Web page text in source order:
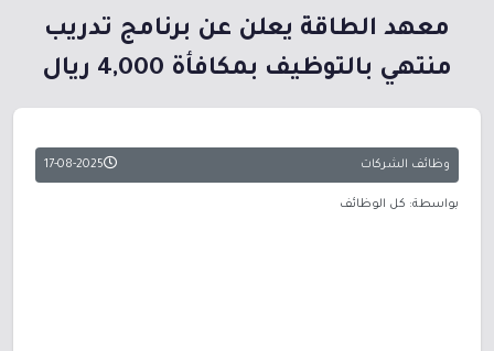
معهد الطاقة يعلن عن برنامج تدريب
منتهي بالتوظيف بمكافأة 4,000 ريال
وظائف الشركات 17-08-2025
بواسطة: كل الوظائف